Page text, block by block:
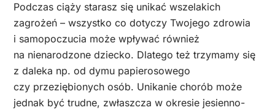
Podczas ciąży starasz się unikać wszelakich
zagrożeń – wszystko co dotyczy Twojego zdrowia
i samopoczucia może wpływać również
na nienarodzone dziecko. Dlatego też trzymamy się
z daleka np. od dymu papierosowego
czy przeziębionych osób. Unikanie chorób może
jednak być trudne, zwłaszcza w okresie jesienno-